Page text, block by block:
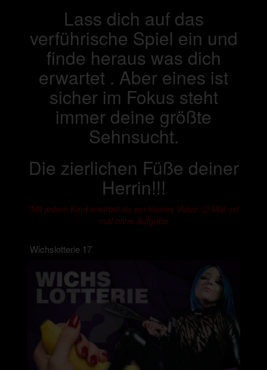
Lass dich auf das
verführische Spiel ein und
finde heraus was dich
erwartet . Aber eines ist
sicher im Fokus steht
immer deine größte
Sehnsucht.
Die zierlichen Füße deiner
Herrin!!!
*Mit jedem Kauf erwirbst du ein kleines Video 😉 Mal mit
mal ohne Aufgabe
Wichslotterie 17